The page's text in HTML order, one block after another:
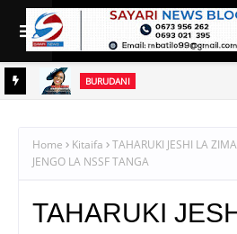
BURUDANI
Home Kitaifa
TAHARUKI JESHI LA
JENGO LA NSSF TANGA
TAHARUKI